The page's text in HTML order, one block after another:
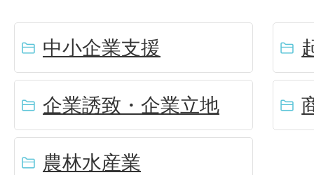
中小企業支援
企業誘致・企業立地
農林水産業